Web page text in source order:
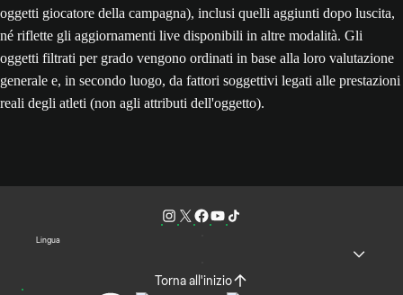
oggetti giocatore della campagna), inclusi quelli aggiunti dopo luscita,
né riflette gli aggiornamenti live disponibili in altre modalità. Gli
oggetti filtrati per grado vengono ordinati in base alla loro valutazione
generale e, in secondo luogo, da fattori soggettivi legati alle prestazioni
reali degli atleti (non agli attributi dell'oggetto).
Lingua
Torna all'inizio